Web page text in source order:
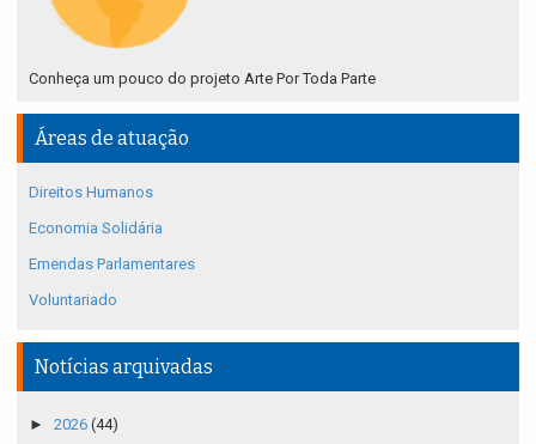
Conheça um pouco do projeto Arte Por Toda Parte
Áreas de atuação
Direitos Humanos
Economia Solidária
Emendas Parlamentares
Voluntariado
Notícias arquivadas
► 2026 (44)